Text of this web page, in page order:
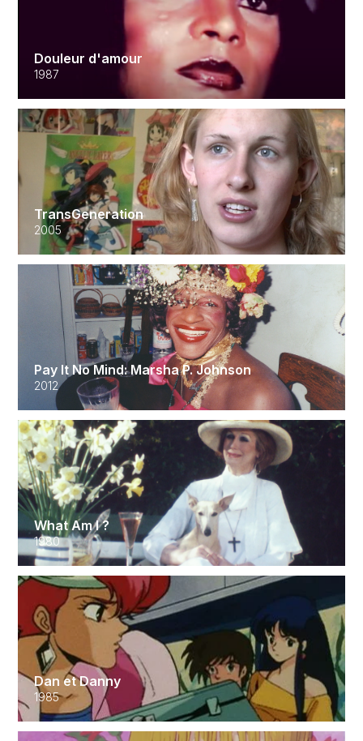
Douleur d'amour
1987
TransGeneration
2005
Pay It No Mind: Marsha P. Johnson
2012
What Am I ?
1980
Dan et Danny
1985